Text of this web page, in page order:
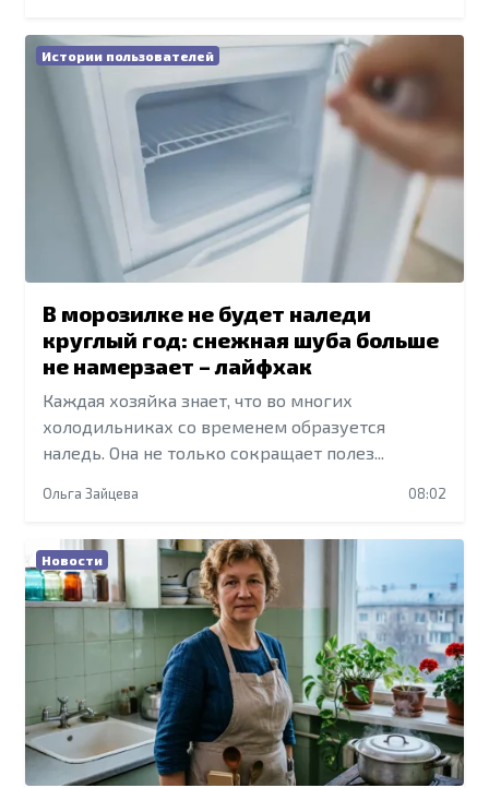
Истории пользователей
В морозилке не будет наледи
круглый год: снежная шуба больше
не намерзает – лайфхак
Каждая хозяйка знает, что во многих
холодильниках со временем образуется
наледь. Она не только сокращает полез...
Ольга Зайцева 08:02
Новости